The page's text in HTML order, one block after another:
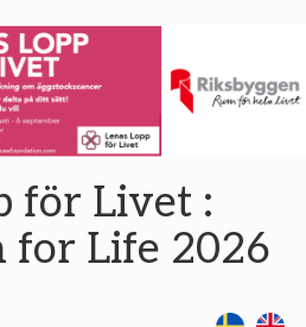
för Livet :
for Life 2026